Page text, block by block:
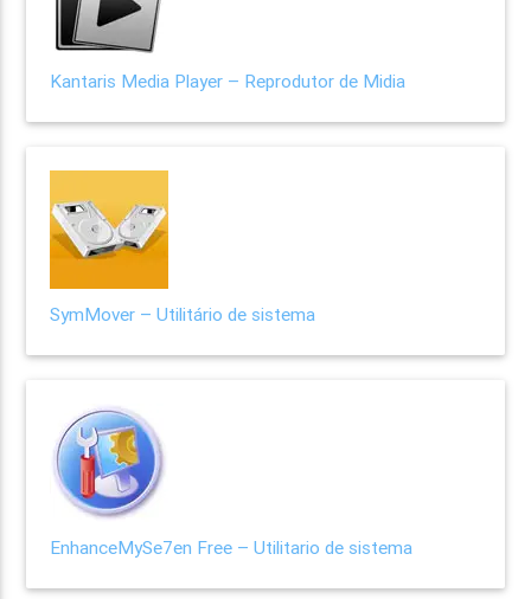
Kantaris Media Player – Reprodutor de Midia
SymMover – Utilitário de sistema
EnhanceMySe7en Free – Utilitario de sistema